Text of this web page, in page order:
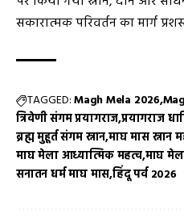
सकारात्मक परिवर्तन का मार्ग
TAGGED:Magh Mela 2026
त्रिवेणी संगम प्रयागराजप्रयागराज
ब्रह्म मुहूर्त संगम स्नानमाघ मास स्नान
माघ मेला आध्यात्मिक महत्वमाघ
सनातन धर्म माघ मासहिंदू पर्व 2026